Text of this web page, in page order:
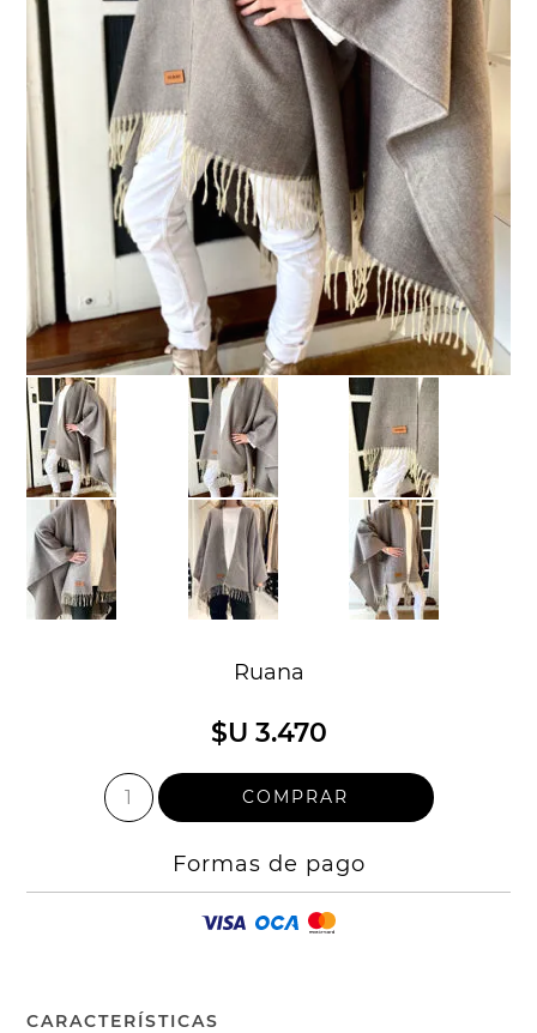
Ruana
$U 3.470
Formas de pago
CARACTERÍSTICAS